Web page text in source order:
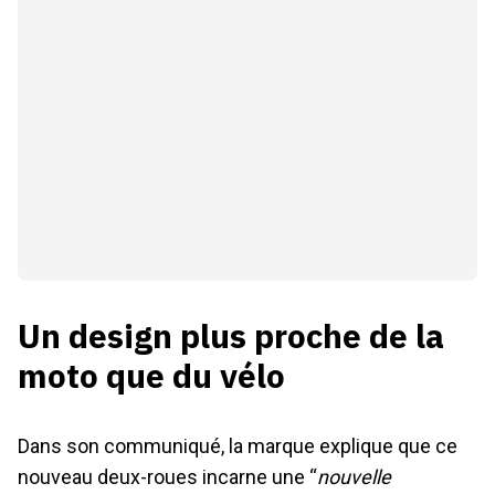
Un design plus proche de la
moto que du vélo
Dans son communiqué, la marque explique que ce
nouveau deux-roues incarne une “nouvelle